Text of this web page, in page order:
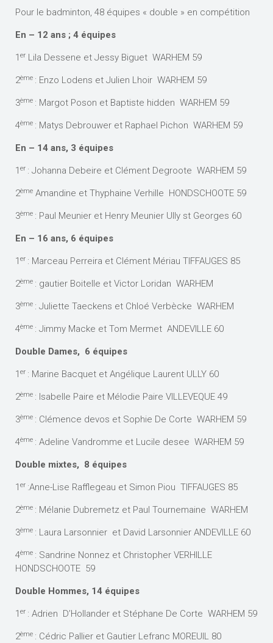
Pour le badminton, 48 équipes « double » en compétition
En – 12 ans ; 4 équipes
1 er Lila Dessene et Jessy Biguet WARHEM 59
2ème : Enzo Lodens et Julien Lhoir WARHEM 59
3ème : Margot Poson et Baptiste hidden WARHEM 59
4ème : Matys Debrouwer et Raphael Pichon WARHEM 59
En – 14 ans, 3 équipes
1 er : Johanna Debeire et Clément Degroote WARHEM 59
2ème Amandine et Thyphaine Verhille HONDSCHOOTE 59
3ème : Paul Meunier et Henry Meunier Ully st Georges 60
En – 16 ans, 6 équipes
1 er : Marceau Perreira et Clément Mériau TIFFAUGES 85
2ème : gautier Boitelle et Victor Loridan WARHEM
3ème : Juliette Taeckens et Chloé Verbècke WARHEM
4ème : Jimmy Macke et Tom Mermet ANDEVILLE 60
Double Dames, 6 équipes
1 er : Marine Bacquet et Angélique Laurent ULLY 60
2ème : Isabelle Paire et Mélodie Paire VILLEVEQUE 49
3ème : Clémence devos et Sophie De Corte WARHEM 59
4ème : Adeline Vandromme et Lucile desee WARHEM 59
Double mixtes, 8 équipes
1 er :Anne-Lise Rafflegeau et Simon Piou TIFFAUGES 85
2ème : Mélanie Dubremetz et Paul Tournemaine WARHEM
3ème : Laura Larsonnier et David Larsonnier ANDEVILLE 60
4ème : Sandrine Nonnez et Christopher VERHILLE
HONDSCHOOTE 59
Double Hommes, 14 équipes
1 er : Adrien D’Hollander et Stéphane De Corte WARHEM 59
2ème : Cédric Pallier et Gautier Lefranc MOREUIL 80